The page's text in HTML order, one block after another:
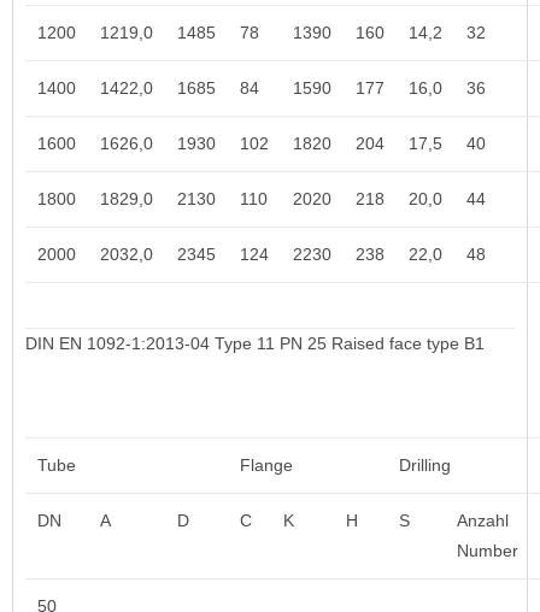
1200 1219,0 1485 78 1390 160 14,2 32
1400 1422,0 1685 84 1590 177 16,0 36
1600 1626,0 1930 102 1820 204 17,5 40
1800 1829,0 2130 110 2020 218 20,0 44
2000 2032,0 2345 124 2230 238 22,0 48
DIN EN 1092-1:2013-04 Type 11 PN 25 Raised face type B1
Tube Flange Drilling
DN A D C K H S
Anzahl
Number
50